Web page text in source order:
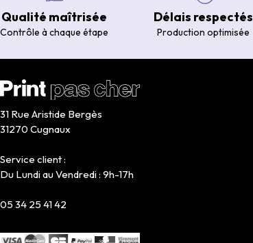
Qualité maîtrisée
Contrôle à chaque étape
Délais respectés
Production optimisée
31 Rue Aristide Bergès
31270 Cugnaux
Service client :
Du Lundi au Vendredi : 9h-17h
05 34 25 41 42